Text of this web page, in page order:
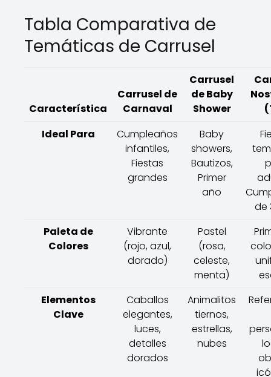
Tabla Comparativa de
Temáticas de Carrusel
Característica
Carrusel de
Carnaval
Carrusel
de Baby
Shower
Ideal Para
Cumpleaños
infantiles,
Fiestas
grandes
Baby
showers,
Bautizos,
Primer
año
de
Paleta de
Colores
Vibrante
(rojo, azul,
dorado)
Pastel
(rosa,
celeste,
menta)
Elementos
Clave
Caballos
elegantes,
luces,
detalles
dorados
Animalitos
tiernos,
estrellas,
nubes